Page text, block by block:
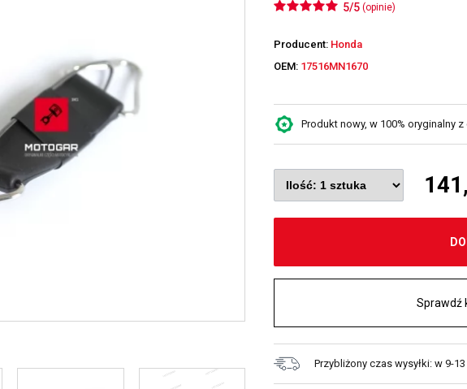
5/5 (opinie)
Producent: Honda
OEM: 17516MN1670
Produkt nowy, w 100% oryginalny
Sprawdź
Przybliżony czas wysyłki: w 9-